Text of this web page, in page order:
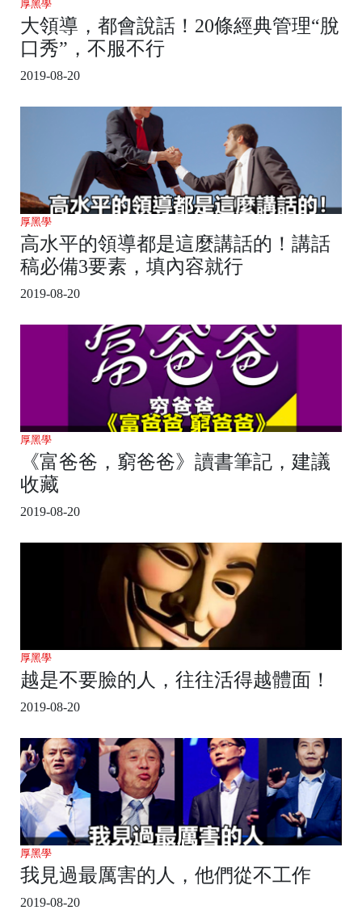
厚黑學
大領導，都會說話！20條經典管理“脫
口秀”，不服不行
2019-08-20
厚黑學
高水平的領導都是這麼講話的！講話
稿必備3要素，填內容就行
2019-08-20
厚黑學
《富爸爸，窮爸爸》讀書筆記，建議
收藏
2019-08-20
厚黑學
越是不要臉的人，往往活得越體面！
2019-08-20
厚黑學
我見過最厲害的人，他們從不工作
2019-08-20